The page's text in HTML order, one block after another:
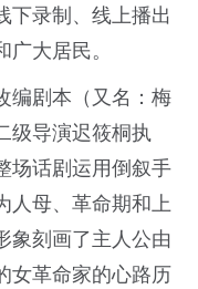
下录制、线上播出
大居民。
编剧本（又名：梅
级导演迟筱桐执
场话剧运用倒叙手
人母、革命期和上
象刻画了主人公由
女革命家的心路历